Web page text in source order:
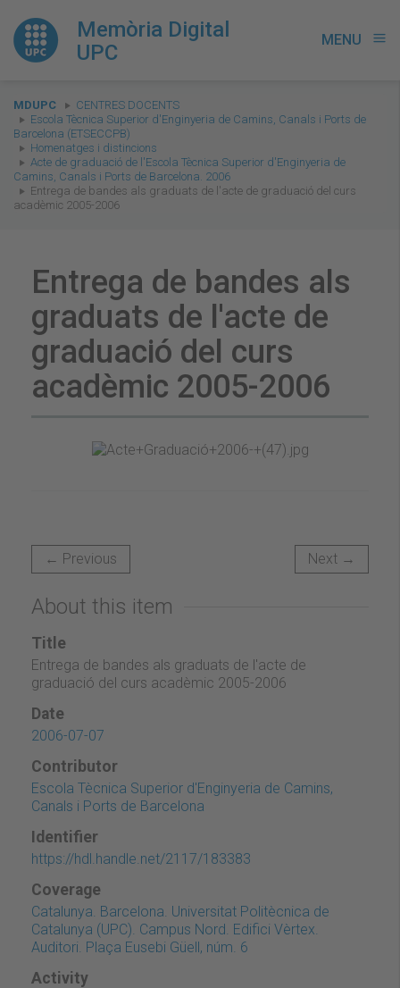
Memòria Digital
UPC
MENU menu
You
are
here:
MDUPC
CENTRES DOCENTS
Escola Tècnica Superior d'Enginyeria de Camins, Canals i Ports de
Barcelona (ETSECCPB)
Homenatges i distincions
Acte de graduació de l'Escola Tècnica Superior d'Enginyeria de
Camins, Canals i Ports de Barcelona. 2006
Entrega de bandes als graduats de l'acte de graduació del curs
acadèmic 2005-2006
Entrega de bandes als
graduats de l'acte de
graduació del curs
acadèmic 2005-2006
← Previous Next →
About this item
Title
Entrega de bandes als graduats de l'acte de
graduació del curs acadèmic 2005-2006
Date
2006-07-07
Contributor
Escola Tècnica Superior d'Enginyeria de Camins,
Canals i Ports de Barcelona
Identifier
https://hdl.handle.net/2117/183383
Coverage
Catalunya. Barcelona. Universitat Politècnica de
Catalunya (UPC). Campus Nord. Edifici Vèrtex.
Auditori. Plaça Eusebi Güell, núm. 6
Activity